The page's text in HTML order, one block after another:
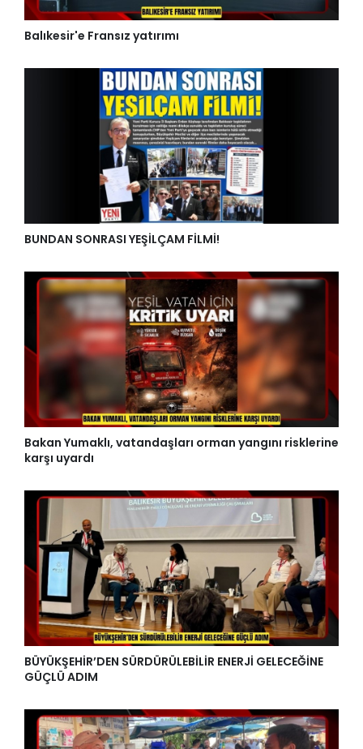
Balıkesir'e Fransız yatırımı
BUNDAN SONRASI YEŞİLÇAM FİLMİ!
Bakan Yumaklı, vatandaşları orman yangını risklerine
karşı uyardı
BÜYÜKŞEHİR’DEN SÜRDÜRÜLEBİLİR ENERJİ GELECEĞİNE
GÜÇLÜ ADIM